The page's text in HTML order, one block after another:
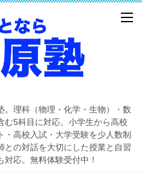
。理科（物理・化学・生物）・数
む5科目に対応。小学生から高校
高校入試・大学受験を少人数制
との対話を大切にした授業と自習
応。無料体験受付中！